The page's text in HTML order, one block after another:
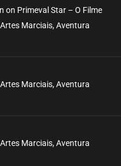
on Primeval Star – O Filme
Marciais, Aventura
Marciais, Aventura
Marciais, Aventura